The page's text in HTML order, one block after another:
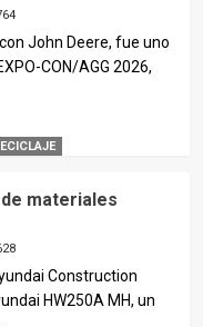
John Deere, fue uno
CON/AGG 2026,
materiales
Construction
HW250A MH, un